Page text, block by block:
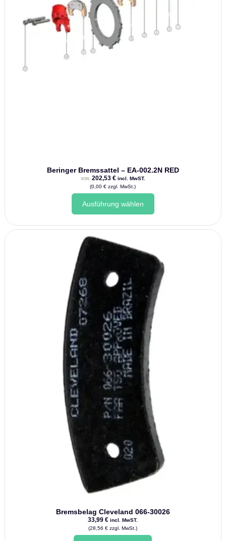
Beringer Bremssattel – EA-002.2N RED
VON: 202,53 € incl. MwST.
(0,00€ zzgl. MwSt.)
Ausführung wählen
Bremsbelag Cleveland 066-30026
33,99€ incl. MwST.
(28,56€ zzgl. MwSt.)